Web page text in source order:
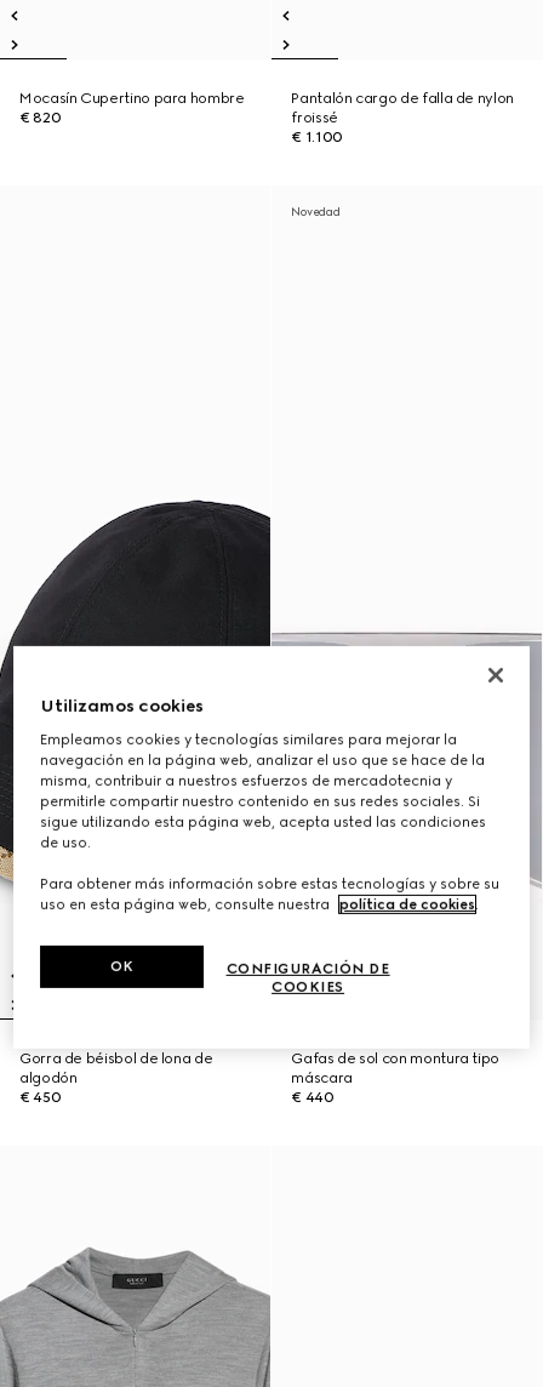
Mocasín Cupertino para hombre
€ 820
Pantalón cargo de falla de nylon
froissé
€ 1.100
Gorra de béisbol de lona de
algodón
€ 450
Novedad
Gafas de sol con montura tipo
máscara
€ 440
Utilizamos cookies
Empleamos cookies y tecnologías similares para mejorar la
navegación en la página web, analizar el uso que se hace de la
misma, contribuir a nuestros esfuerzos de mercadotecnia y
permitirle compartir nuestro contenido en sus redes sociales. Si
sigue utilizando esta página web, acepta usted las condiciones
de uso.
Para obtener más información sobre estas tecnologías y sobre su
uso en esta página web, consulte nuestra
política de cookies.
CONFIGURACIÓN DE
COOKIES
OK